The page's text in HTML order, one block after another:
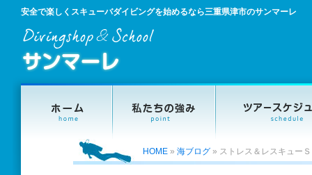
安全で楽しくスキューバダイビングを始めるなら三重県津市のサンマーレ
HOME » 海ブログ » ストレス＆レスキュー